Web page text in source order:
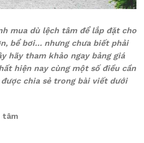
mua dù lệch tâm để lắp đặt cho
bể bơi… nhưng chưa biết phải
hãy tham khảo ngay bảng giá
hiện nay cùng một số điều cần
chia sẻ trong bài viết dưới
tâm